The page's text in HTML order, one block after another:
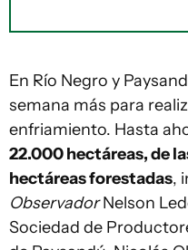
En Río Negro y
semana más para
enfriamiento. Hasta
22.000 hectáreas, de
hectáreas forestadas,
ObservadorNelson
Sociedad de